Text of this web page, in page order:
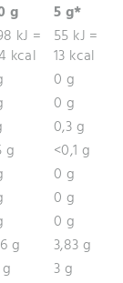
g
5 g*
kJ =
kcal
55 kJ =
13 kcal
0 g
0 g
0,3 g
g
<0,1 g
0 g
0 g
0 g
g
3,83 g
3 g